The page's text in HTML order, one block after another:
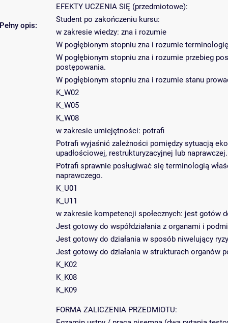
Pełny opis:
EFEKTY UCZENIA SIĘ (przedmiotowe):
Student po zakończeniu kursu:
w zakresie wiedzy: zna i rozumie
W pogłębionym stopniu zna i rozumie
W pogłębionym stopniu zna i rozumie przebieg
postępowania.
W pogłębionym stopniu zna i rozumie stanu
K_W02
K_W05
K_W08
w zakresie umiejętności: potrafi
Potrafi wyjaśnić zależności pomiędzy sytuacją
upadłościowej, restrukturyzacyjnej lub naprawczej.
Potrafi sprawnie posługiwać się terminologią
naprawczego.
K_U01
K_U11
w zakresie kompetencji społecznych: jest gotów
Jest gotowy do współdziałania z organami i
Jest gotowy do działania w sposób niwelujący
Jest gotowy do działania w strukturach organów
K_K02
K_K08
K_K09
FORMA ZALICZENIA PRZEDMIOTU: